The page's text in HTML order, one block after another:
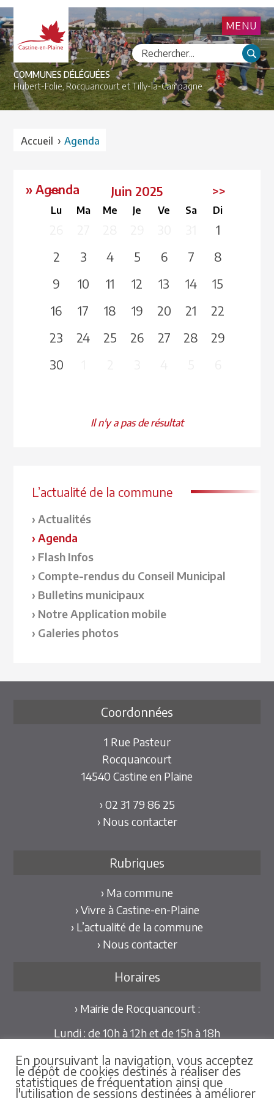
COMMUNES DÉLÉGUÉES
Hubert-Folie, Rocquancourt etTilly-la-Campagne
MENU
L’actualité de la commune
Actualités
Agenda
Flash Infos
Compte-rendus du Conseil Municipal
Bulletins municipaux
Notre Application mobile
Galeries photos
Accueil ›Agenda
» Agenda
<< Juin 2025 >>
Lu Ma Me Je Ve Sa Di
1
2
3 4 5 6 7
8
9
10 11 12 13 14
15
16
17 18 19 20 21
22
23
24 25 26 27 28
29
30
Il n'y a pas de résultat
Coordonnées
1 Rue Pasteur
Rocquancourt
14540 Castine en Plaine
› 02 31 79 86 25
› Nous contacter
Rubriques
› Ma commune
› Vivre à Castine-en-Plaine
› L’actualité de la commune
› Nous contacter
Horaires
› Mairie de Rocquancourt :
Lundi : de 10h à 12h et de 15h à 18h
Mercredi et Vendredi : de 09h30 à 12h
Pour les mairies déléguées de Hubert-Folie et
En poursuivant la navigation, vous acceptez
le dépôt de cookies destinés à réaliser des
statistiques de fréquentation ainsi que
l'utilisation de sessions destinées à améliorer